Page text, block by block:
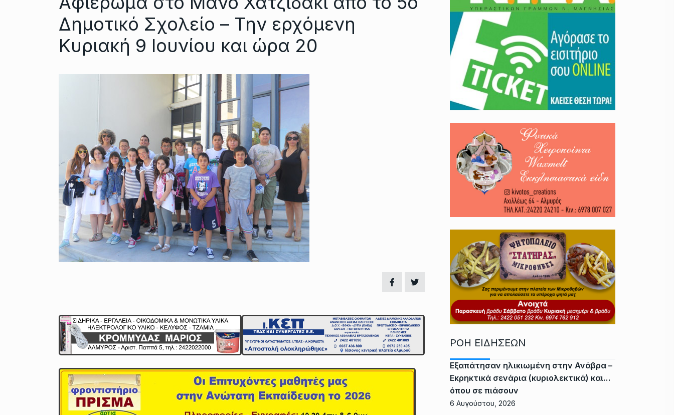
Δημοτικό Σχολείο – Την ερχόμενη
Κυριακή 9 Ιουνίου και ώρα 20
ΡΟΗ ΕΙΔΗΣΕΩΝ
Εξαπάτησαν ηλικιωμένη στην Ανάβρα –
Εκρηκτικά σενάρια (κυριολεκτικά) και…
όπου σε πιάσουν
6 Αυγούστου, 2026